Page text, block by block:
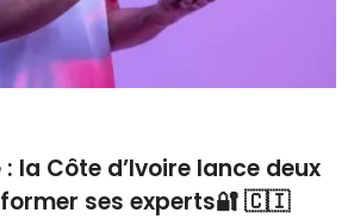
la Côte d’Ivoire lance deux
ses experts🔐 🇨🇮